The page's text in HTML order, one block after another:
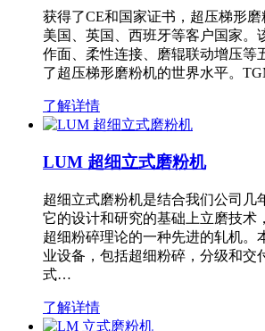
获得了CE和国家证书，超压梯形磨
美国、英国、西班牙等客户国家。
作面、柔性连接、磨辊联动增压等
了超压梯形磨粉机的世界水平。
了解详情
LUM 超细立式磨粉机
超细立式磨粉机是结合我们公司几
它的设计和研究的基础上立磨技术
超细粉碎理论的一种先进的轧机。
业设备，包括超细粉碎，分级和交
式…
了解详情